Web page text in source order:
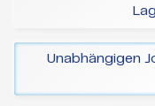
Unabhängigen